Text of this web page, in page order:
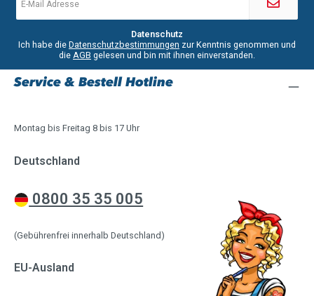
Mail-
*
Datenschutz
Ich habe die Datenschutzbestimmungen zur Kenntnis genommen und
die AGB gelesen und bin mit ihnen einverstanden.
Service & Bestell Hotline
Montag bis Freitag 8 bis 17 Uhr
Deutschland
0800 35 35 005
(Gebührenfrei innerhalb Deutschland)
EU-Ausland